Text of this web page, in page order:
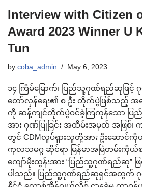
Interview with Citizen
Award 2023 Winner U
Tun
by coba_admin May 6, 2023
၁၄ ကြိမ်မြောက်၊ ပြည်သူ့ဂုဏ်ရည်ဆုဖြင့် ဂု
တော်လှန်ရေး၏ စ ဦး တိုက်ပွဲဖြစ်သည့် အ
ကို ဆန့်ကျင်တိုက်ပွဲဝင်ခဲ့ကြကုန်သော ပြည်
အား ဂုဏ်ပြုခြင်း အထိမ်းအမှတ် အဖြစ်၊
တွင် CDMလှုပ်ရှားသူတို့အား ဦးဆောင်ကိုယ်
ကုလသမဂ္ဂ ဆိုင်ရာ မြန်မာအမြဲတမ်းကို
ကျော်မိုးထွန်းအား “ပြည်သူ့ဂုဏ်ရည်ဆု” ဖြ
ပါသည်။ ပြည်သူ့ဂုဏ်ရည်ဆုရှင်အတွက် ဂု